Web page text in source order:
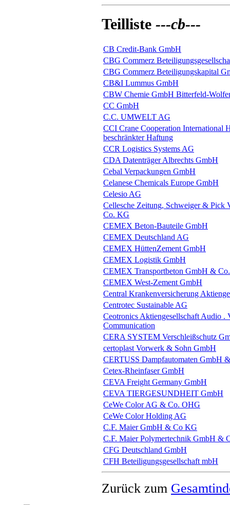
Teilliste ---cb---
CB Credit-Bank GmbH
CBG Commerz
CBG Commerz Beteiligungskapital
CB&I Lummus GmbH
CBW Chemie GmbH Bitterfeld-
CC GmbH
C.C. UMWELT AG
CCI Crane Cooperation International
beschränkter Haftung
CCR Logistics Systems AG
CDA Datenträger Albrechts GmbH
Cebal Verpackungen GmbH
Celanese Chemicals Europe GmbH
Celesio AG
Cellesche Zeitung, Schweiger & Pick
Co. KG
CEMEX Beton-Bauteile GmbH
CEMEX Deutschland AG
CEMEX HüttenZement GmbH
CEMEX Logistik GmbH
CEMEX Transportbeton GmbH &
CEMEX West-Zement GmbH
Central Krankenversicherung
Centrotec Sustainable AG
Ceotronics Aktiengesellschaft Audio .
Communication
CERA SYSTEM Verschleißschutz
certoplast Vorwerk & Sohn GmbH
CERTUSS Dampfautomaten GmbH
Cetex-Rheinfaser GmbH
CEVA Freight Germany GmbH
CEVA TIERGESUNDHEIT GmbH
CeWe Color AG & Co. OHG
CeWe Color Holding AG
C.F. Maier GmbH & Co KG
C.F. Maier Polymertechnik GmbH &
CFG Deutschland GmbH
CFH Beteiligungsgesellschaft mbH
Zurück zum